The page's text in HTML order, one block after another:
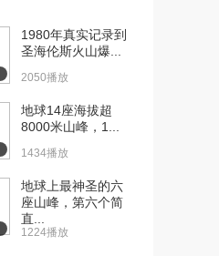
1980年真实记录到
圣海伦斯火山爆...
2050播放
地球14座海拔超
8000米山峰，1...
1434播放
地球上最神圣的六
座山峰，第六个简
直...
1224播放